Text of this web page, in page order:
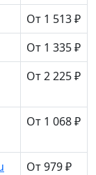
От 1 513 ₽
От 1 335 ₽
От 2 225 ₽
От 1 068 ₽
От 979 ₽